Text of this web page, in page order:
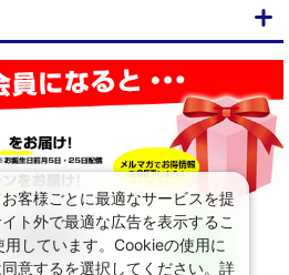
客様ごとに最適なサービスを提
ト外で最適な広告を表示するこ
しています。Cookieの使用に
意するを選択してください。詳